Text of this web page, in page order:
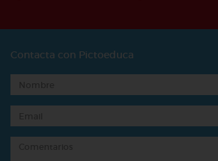
Contacta con Pictoeduca